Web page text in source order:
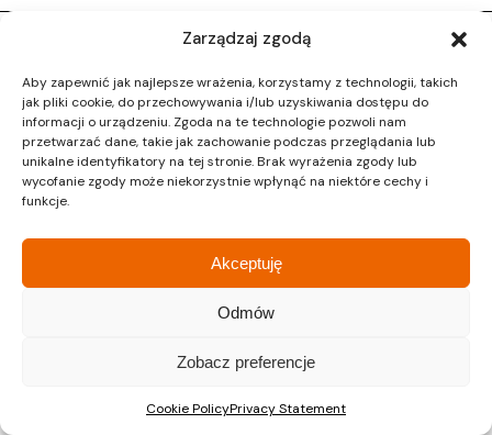
Zarządzaj zgodą
Aby zapewnić jak najlepsze wrażenia, korzystamy z technologii, takich
jak pliki cookie, do przechowywania i/lub uzyskiwania dostępu do
informacji o urządzeniu. Zgoda na te technologie pozwoli nam
przetwarzać dane, takie jak zachowanie podczas przeglądania lub
unikalne identyfikatory na tej stronie. Brak wyrażenia zgody lub
wycofanie zgody może niekorzystnie wpłynąć na niektóre cechy i
funkcje.
Akceptuję
Odmów
Zobacz preferencje
Cookie PolicyPrivacy Statement
Activ Investment|Polityka prywatności
Design by CTL MEDIA | Strona www: Proformat